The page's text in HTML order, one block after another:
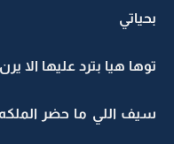
بحياتي
توها هيا بترد عليها الا
سيف اللي ما حضر